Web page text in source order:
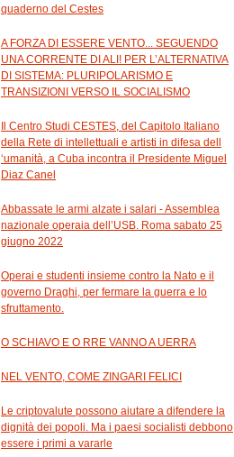
quaderno del Cestes
A FORZA DI ESSERE VENTO... SEGUENDO
UNA CORRENTE DI ALI! PER L’ALTERNATIVA
DI SISTEMA: PLURIPOLARISMO E
TRANSIZIONI VERSO IL SOCIALISMO
Il Centro Studi CESTES, del Capitolo Italiano
della Rete di intellettuali e artisti in difesa dell
‘umanità, a Cuba incontra il Presidente Miguel
Diaz Canel
Abbassate le armi alzate i salari - Assemblea
nazionale operaia dell’USB. Roma sabato 25
giugno 2022
Operai e studenti insieme contro la Nato e il
governo Draghi, per fermare la guerra e lo
sfruttamento.
O SCHIAVO E O RRE VANNO A UERRA
NEL VENTO, COME ZINGARI FELICI
Le criptovalute possono aiutare a difendere la
dignità dei popoli. Ma i paesi socialisti debbono
essere i primi a vararle